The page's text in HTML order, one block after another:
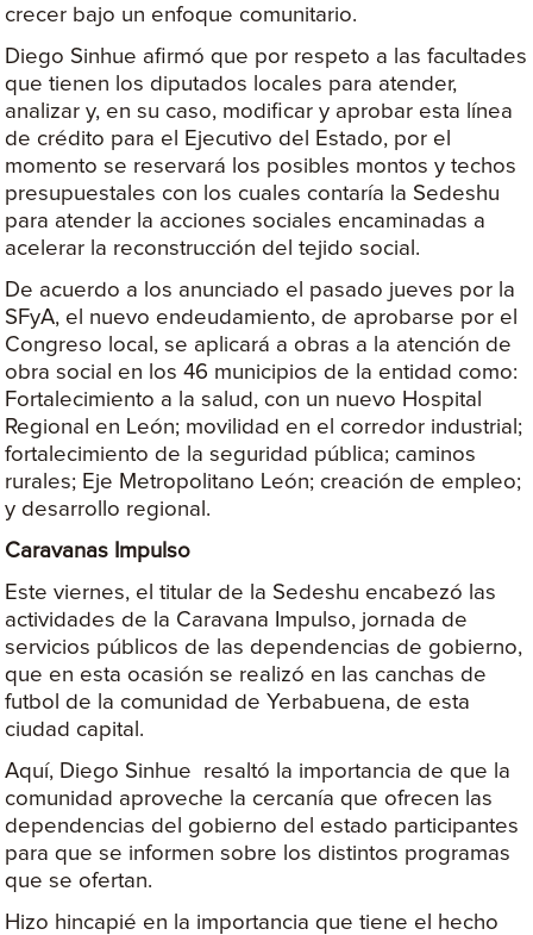
crecer bajo un enfoque comunitario.
Diego Sinhue afirmó que por respeto a las facultades
que tienen los diputados locales para atender,
analizar y, en su caso, modificar y aprobar esta línea
de crédito para el Ejecutivo del Estado, por el
momento se reservará los posibles montos y techos
presupuestales con los cuales contaría la Sedeshu
para atender la acciones sociales encaminadas a
acelerar la reconstrucción del tejido social.
De acuerdo a los anunciado el pasado jueves por la
SFyA, el nuevo endeudamiento, de aprobarse por el
Congreso local, se aplicará a obras a la atención de
obra social en los 46 municipios de la entidad como:
Fortalecimiento a la salud, con un nuevo Hospital
Regional en León; movilidad en el corredor industrial;
fortalecimiento de la seguridad pública; caminos
rurales; Eje Metropolitano León; creación de empleo;
y desarrollo regional.
Caravanas Impulso
Este viernes, el titular de la Sedeshu encabezó las
actividades de la Caravana Impulso, jornada de
servicios públicos de las dependencias de gobierno,
que en esta ocasión se realizó en las canchas de
futbol de la comunidad de Yerbabuena, de esta
ciudad capital.
Aquí, Diego Sinhue resaltó la importancia de que la
comunidad aproveche la cercanía que ofrecen las
dependencias del gobierno del estado participantes
para que se informen sobre los distintos programas
que se ofertan.
Hizo hincapié en la importancia que tiene el hecho